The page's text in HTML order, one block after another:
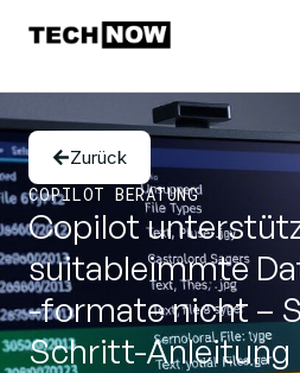
Zurück
COPILOT BERATUNG
Copilot
suitableimmte
-formate nicht –
Schritt-Anleitung